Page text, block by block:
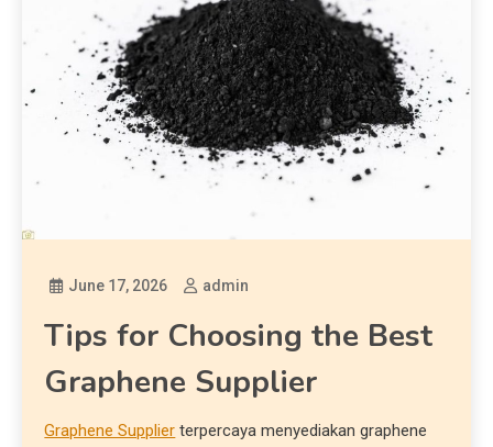
June 17, 2026 admin
Tips for Choosing the Best
Graphene Supplier
Graphene Supplier terpercaya menyediakan graphene